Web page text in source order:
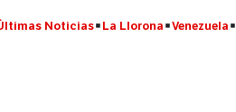
Noticias La Llorona Venezuela